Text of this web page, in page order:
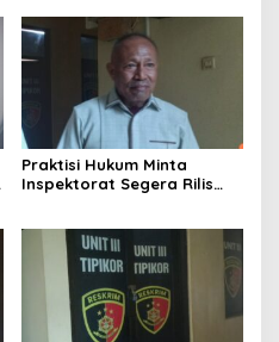
Praktisi Hukum Minta
Inspektorat Segera Rilis